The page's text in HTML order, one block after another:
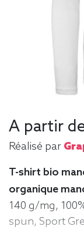
A partir
Réalisé par
T-shirt bio
organique
140 g/mg,
spun, Sport